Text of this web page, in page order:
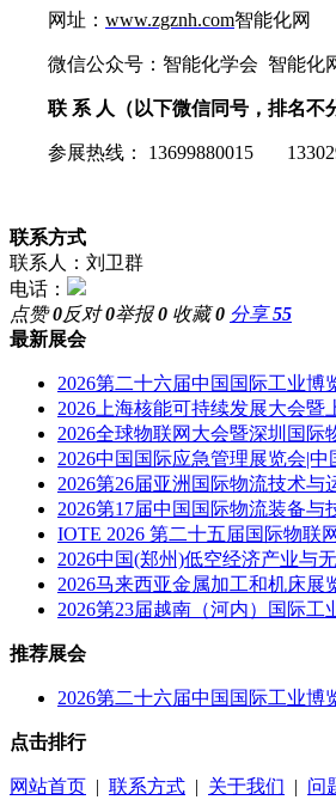
网址： www.zgznh.com智能化网
微信公众号：智能化学会 智能化
联 系 人（以下微信同号，排名不
参展热线： 13699880015
联系方式
联系人：刘卫群
电话：
点赞0反对0举报0 收藏0 分享55
最新展会
2026第二十六届中国国际工业
2026上海核能可持续发展大会暨
2026全球物联网大会暨深圳国际
2026中国国际应急管理展览会|中
2026第26届亚洲国际物流技术
2026第17届中国国际物流装备
IOTE 2026 第二十五届国际物联
2026中国(郑州)低空经济产业与
2026马来西亚金属加工和机床展
2026第23届越南（河内）国际
推荐展会
2026第二十六届中国国际工业
点击排行
网站首页 | 联系方式 | 关于我们 | 问